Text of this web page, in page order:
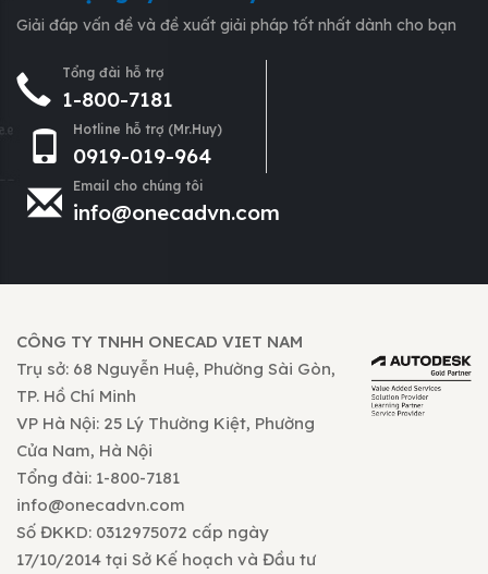
Giải đáp vấn đề và đề xuất giải pháp tốt nhất dành cho bạn
Tổng đài hỗ trợ
1-800-7181
Hotline hỗ trợ (Mr.Huy)
0919-019-964
Email cho chúng tôi
info@onecadvn.com
CÔNG TY TNHH ONECAD VIET NAM
Trụ sở: 68 Nguyễn Huệ, Phường Sài Gòn,
TP. Hồ Chí Minh
VP Hà Nội: 25 Lý Thường Kiệt, Phường
Cửa Nam, Hà Nội
Tổng đài: 1-800-7181
info@onecadvn.com
Số ĐKKD: 0312975072 cấp ngày
17/10/2014 tại Sở Kế hoạch và Đầu tư